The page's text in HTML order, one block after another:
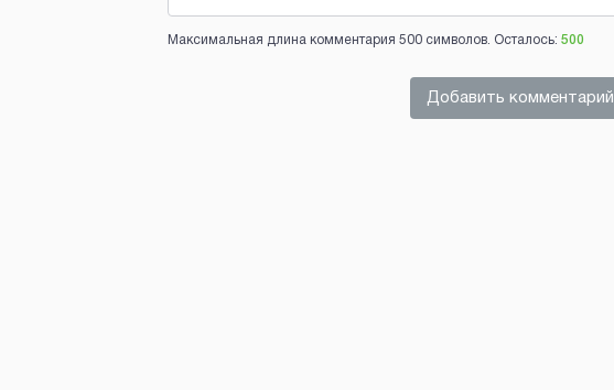
Максимальная длина комментария 500 символов. Осталось: 500
Добавить комментарий